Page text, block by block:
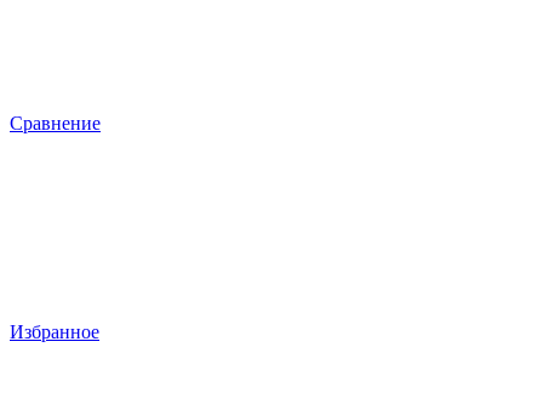
Сравнение
Избранное